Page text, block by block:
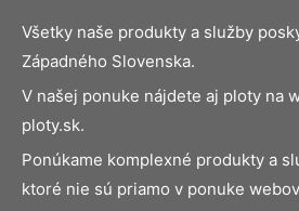
Všetky naše produkty a služby
Západného Slovenska.
V našej ponuke nájdete aj ploty na
ploty.sk.
Ponúkame komplexné produkty a
ktoré nie sú priamo v ponuke